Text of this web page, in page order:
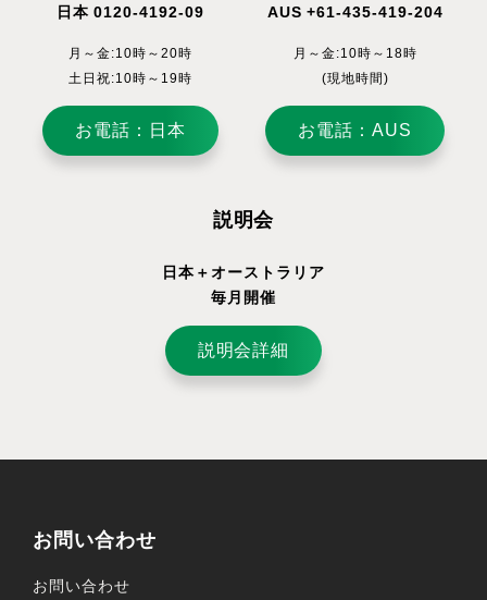
日本 0120-4192-09
月～金:10時～20時
土日祝:10時～19時
お電話：日本
AUS +61-435-419-204
月～金:10時～18時
(現地時間)
お電話：AUS
説明会
日本＋オーストラリア
毎月開催
説明会詳細
お問い合わせ
お問い合わせ